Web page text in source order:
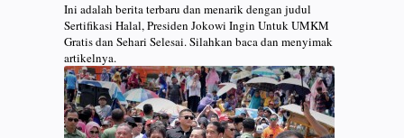
Ini adalah berita terbaru dan menarik dengan judul
Sertifikasi Halal, Presiden Jokowi Ingin Untuk UMKM
Gratis dan Sehari Selesai. Silahkan baca dan menyimak
artikelnya.